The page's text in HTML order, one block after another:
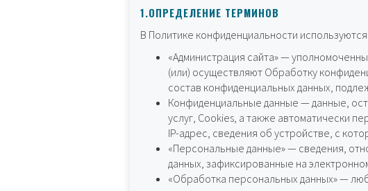
1.ОПРЕДЕЛЕНИЕ ТЕРМИНОВ
В Политике конфиденциальности
«Администрация сайта» —
(или) осуществляют Обработку
состав конфиденциальных данных,
Конфиденциальные данные — данные,
услуг, Cookies, а также автоматически
IP-адрес, сведения об устройстве, с
«Персональные данные» — сведения,
данных, зафиксированные на
«Обработка персональных данных» —